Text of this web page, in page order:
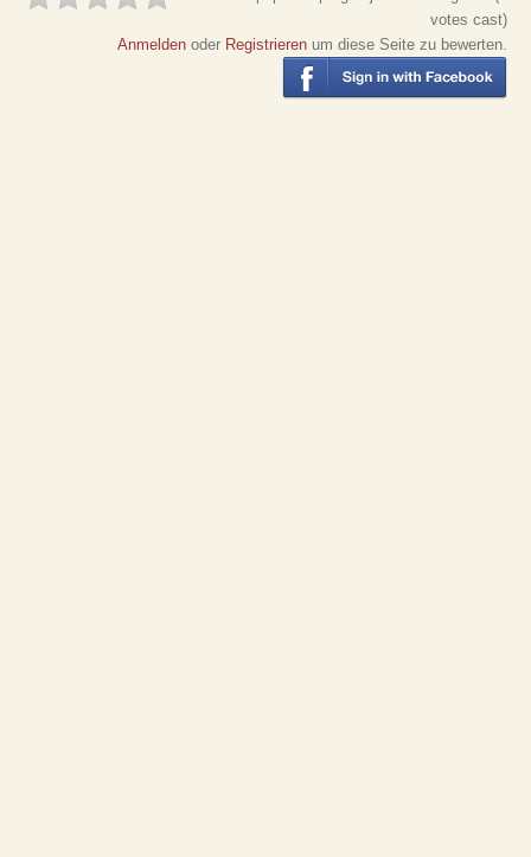
votes cast)
Anmelden oder Registrieren um diese Seite zu bewerten.